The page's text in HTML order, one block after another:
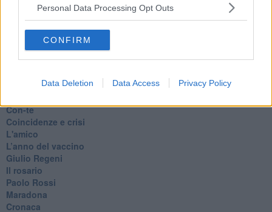
Personal Data Processing Opt Outs
CONFIRM
Data Deletion Data Access Privacy Policy
​Crapa pelada
​I soliti noti
​Vaccine Easing
Dragonheart
​Con-te
Coincidenze e crisi
L'amico
​L’anno del vaccino
Giulio Regeni
​Il rosario
Paolo Rossi
Maradona
Cronaca